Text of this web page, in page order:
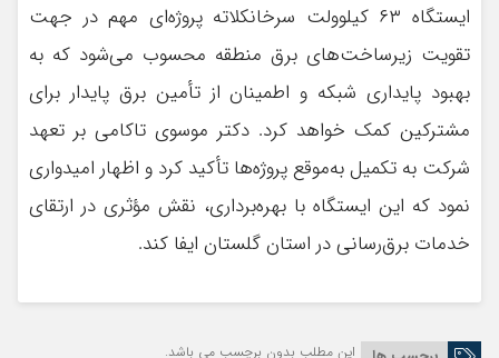
ایستگاه ۶۳ کیلوولت سرخانکلاته پروژه‌ای مهم در جهت
تقویت زیرساخت‌های برق منطقه محسوب می‌شود که به
بهبود پایداری شبکه و اطمینان از تأمین برق پایدار برای
مشترکین کمک خواهد کرد. دکتر موسوی تاکامی بر تعهد
شرکت به تکمیل به‌موقع پروژه‌ها تأکید کرد و اظهار امیدواری
نمود که این ایستگاه با بهره‌برداری، نقش مؤثری در ارتقای
خدمات برق‌رسانی در استان گلستان ایفا کند.
این مطلب بدون برچسب می باشد.